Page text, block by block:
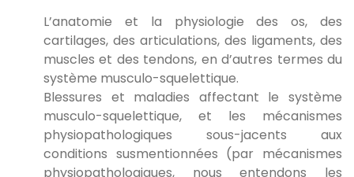
L’anatomie et la physiologie des os, des
cartilages, des articulations, des ligaments, des
muscles et des tendons, en d’autres termes du
système musculo-squelettique.
Blessures et maladies affectant le système
musculo-squelettique, et les mécanismes
physiopathologiques sous-jacents aux
conditions susmentionnées (par mécanismes
physiopathologiques, nous entendons les